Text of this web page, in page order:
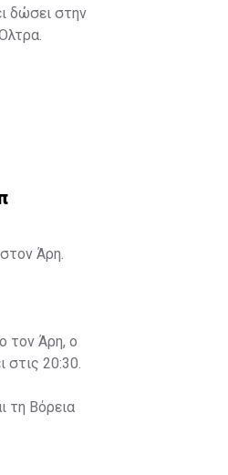
δώσει στην
Άρη.
τον Άρη, ο
στις 20:30.
τη Βόρεια